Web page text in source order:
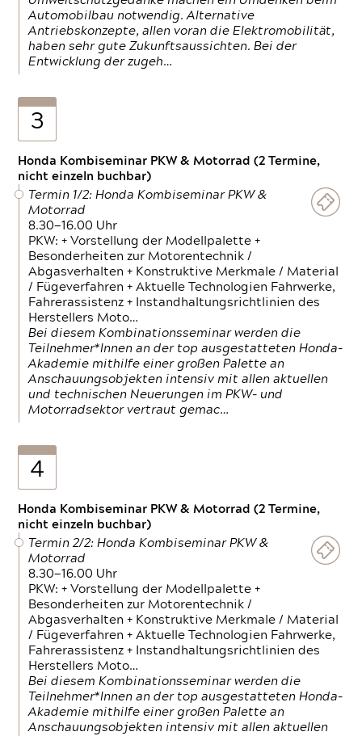
Automobilbau notwendig. Alternative
Antriebskonzepte, allen voran die Elektromobilität,
haben sehr gute Zukunftsaussichten. Bei der
Entwicklung der zugeh…
3
Honda Kombiseminar PKW & Motorrad (2 Termine,
nicht einzeln buchbar)
Termin 1/2: Honda Kombiseminar PKW &
Motorrad
8.30—16.00 Uhr
PKW: + Vorstellung der Modellpalette +
Besonderheiten zur Motorentechnik /
Abgasverhalten + Konstruktive Merkmale / Material
/ Fügeverfahren + Aktuelle Technologien Fahrwerke,
Fahrerassistenz + Instandhaltungsrichtlinien des
Herstellers Moto…
Bei diesem Kombinationsseminar werden die
Teilnehmer*Innen an der top ausgestatteten Honda-
Akademie mithilfe einer großen Palette an
Anschauungsobjekten intensiv mit allen aktuellen
und technischen Neuerungen im PKW- und
Motorradsektor vertraut gemac…
4
Honda Kombiseminar PKW & Motorrad (2 Termine,
nicht einzeln buchbar)
Termin 2/2: Honda Kombiseminar PKW &
Motorrad
8.30—16.00 Uhr
PKW: + Vorstellung der Modellpalette +
Besonderheiten zur Motorentechnik /
Abgasverhalten + Konstruktive Merkmale / Material
/ Fügeverfahren + Aktuelle Technologien Fahrwerke,
Fahrerassistenz + Instandhaltungsrichtlinien des
Herstellers Moto…
Bei diesem Kombinationsseminar werden die
Teilnehmer*Innen an der top ausgestatteten Honda-
Akademie mithilfe einer großen Palette an
Anschauungsobjekten intensiv mit allen aktuellen